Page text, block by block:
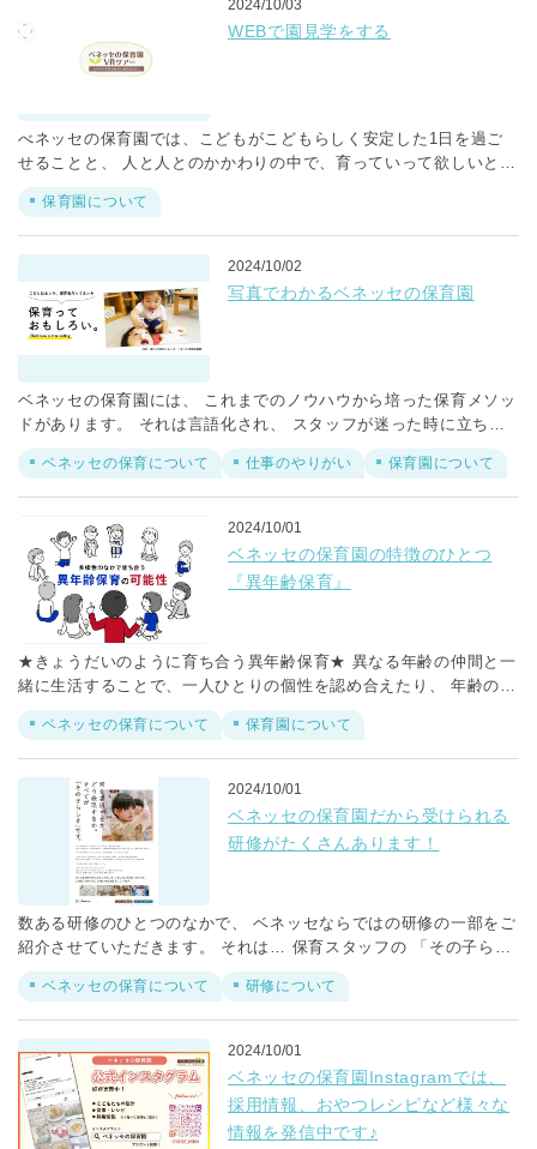
2024/10/03
WEBで園見学をする
べネッセの保育園では、こどもがこどもらしく安定した1日を過ご
せることと、 人と人とのかかわりの中で、育っていって欲しいとい
う想いから 環境面の４つの工夫があります。 ぜひ、環境面の工夫
をご覧ください。
保育園について
2024/10/02
写真でわかるベネッセの保育園
ベネッセの保育園には、 これまでのノウハウから培った保育メソッ
ドがあります。 それは言語化され、 スタッフが迷った時に立ち返
り、保育のヒントになっています。 ベネッセの保育園で日々生まれ
る 「保育っておもしろい。」 そんな瞬間をぜひ、ご覧ください。
ベネッセの保育園に興味を持っていただいた方の ご応募お待ちして
おります。
ベネッセの保育について 仕事のやりがい 保育園について
2024/10/01
ベネッセの保育園の特徴のひとつ
『異年齢保育』
★きょうだいのように育ち合う異年齢保育★ 異なる年齢の仲間と一
緒に生活することで、一人ひとりの個性を認め合えたり、 年齢の枠
を超えて自分らしさを発揮できたりするようになります。 ただ、異
年齢保育の実践は難しいことも事実です。 だからこそ、 2016年に
ベネッセの【幼児の異年齢保育】の質を高めていけるよう【キンダ
ー研究会】を発足し 毎月各園の園長や幼児クラス担当が集まって勉
強会を開催し、知見を共有し合っています。
ベネッセの保育について 保育園について
2024/10/01
ベネッセの保育園だから受けられる
研修がたくさんあります！
数ある研修のひとつのなかで、 ベネッセならではの研修の一部をご
紹介させていただきます。 それは… 保育スタッフの 「その子らし
さを受け止める力」 「こどもそれぞれの様々な表現を認め合う力」
を 高めることを目的としたスタッフ向け研修として、 今年度から
スタートした「ベネッセアートサイト直島対話型鑑賞ワークショッ
プ」です。 ※「ベネッセアートサイト直島」は瀬戸内海の直島、豊
島、犬島を舞台に 株式会社ベネッセホールディングス、公益財団法
人 福武財団が展開しているアート活動の総称です。 直島の現代ア
ートを鑑賞しながら、 スタッフ同士で「感じたこと」を対話してい
きます。 グランドルールは 「絵（作品）をじっくり見る」 「感じ
ベネッセの保育について 研修について
2024/10/01
ベネッセの保育園Instagramでは、
採用情報、おやつレシピなど様々な
情報を発信中です♪